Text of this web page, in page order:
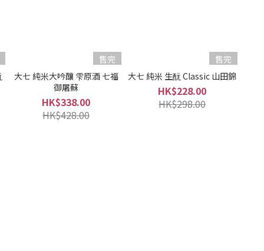
售完
大七 純米大吟釀 雫原酒 七福
御屠蘇
HK$338.00
HK$428.00
售完
大七 純米 生酛 Classic 山田錦
HK$228.00
HK$298.00